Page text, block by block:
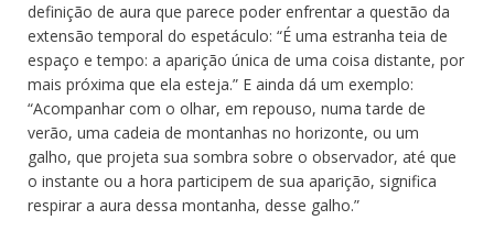
definição de aura que parece poder enfrentar a questão da
extensão temporal do espetáculo: “É uma estranha teia de
espaço e tempo: a aparição única de uma coisa distante, por
mais próxima que ela esteja.” E ainda dá um exemplo:
“Acompanhar com o olhar, em repouso, numa tarde de
verão, uma cadeia de montanhas no horizonte, ou um
galho, que projeta sua sombra sobre o observador, até que
o instante ou a hora participem de sua aparição, significa
respirar a aura dessa montanha, desse galho.”